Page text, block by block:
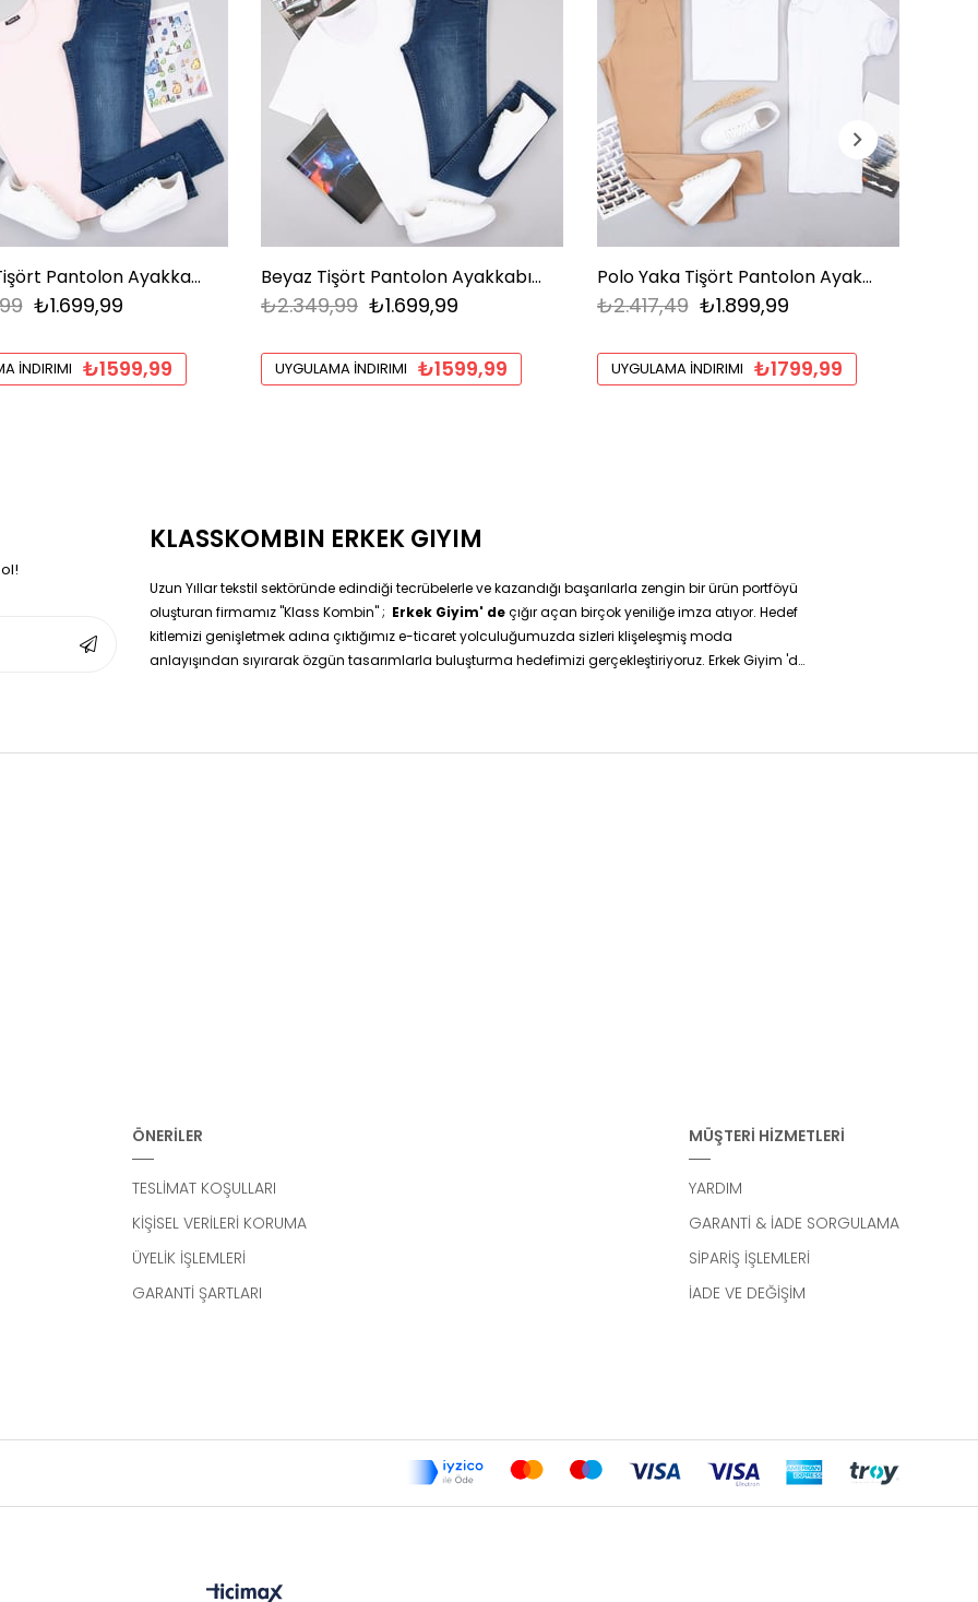
Pembe Tişört Pantolon Ayakkabı Kombin
₺1.699,99
İNDIRIMI ₺1599,99
Beyaz Tişört Pantolon Ayakkabı Kombin
₺1.699,99
₺2.349,99
UYGULAMA İNDIRIMI ₺1599,99
Polo Yaka Tişört Pantolon Ayakkabı Kombin
₺1.899,99
₺2.417,49
UYGULAMA İNDIRIMI ₺1799,99
KLASSKOMBIN ERKEK GIYIM
Uzun Yıllar tekstil sektöründe edindiği tecrübelerle ve kazandığı başarılarla zengin bir ürün portföyü
oluşturan firmamız ''Klass Kombin'' ; Erkek Giyim' deçığır açan birçok yeniliğe imza atıyor. Hedef
kitlemizi genişletmek adına çıktığımız e-ticaret yolculuğumuzda sizleri klişeleşmiş moda
anlayışından sıyırarak özgün tasarımlarla buluşturma hedefimizi gerçekleştiriyoruz. Erkek Giyim 'de
ÖNERİLER
TESLİMAT KOŞULLARI
KİŞİSEL VERİLERİ KORUMA
ÜYELİK İŞLEMLERİ
GARANTİ ŞARTLARI
MÜŞTERİ HİZMETLERİ
YARDIM
GARANTİ & İADE SORGULAMA
SİPARİŞ İŞLEMLERİ
İADE VE DEĞİŞİM